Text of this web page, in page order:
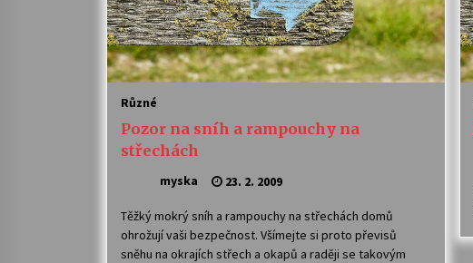
Různé
Pozor na sníh a rampouchy na
střechách
myska 23. 2. 2009
Těžký mokrý sníh a rampouchy na střechách domů
ohrožují vaši bezpečnost. Všímejte si proto převisů
sněhu na okrajích střech a okapů a raději se takovým